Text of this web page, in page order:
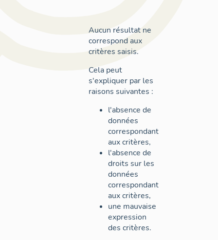
Aucun résultat ne
correspond aux
critères saisis.
Cela peut
s'expliquer par les
raisons suivantes :
l'absence de
données
correspondant
aux critères,
l'absence de
droits sur les
données
correspondant
aux critères,
une mauvaise
expression
des critères.